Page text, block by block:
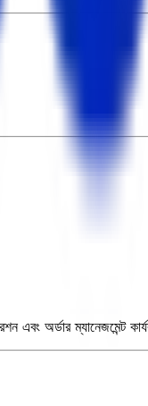
অর্ডার ম্যানেজমেন্ট